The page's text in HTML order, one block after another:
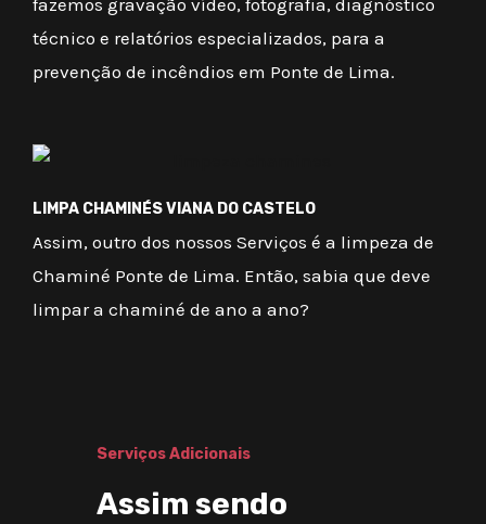
técnico e relatórios especializados, para a
prevenção de incêndios em Ponte de Lima.
LIMPA CHAMINÉS VIANA DO CASTELO
Assim, outro dos nossos Serviços é a limpeza de
Chaminé Ponte de Lima. Então, sabia que deve
limpar a chaminé de ano a ano?
Serviços Adicionais
Assim sendo